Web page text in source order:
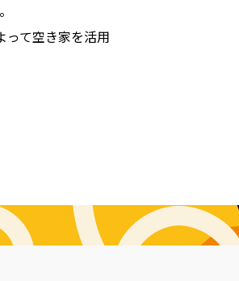
って空き家を活用